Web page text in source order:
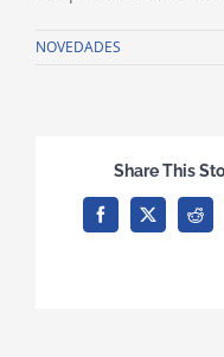
NOVEDADES
Share This
Facebook
X